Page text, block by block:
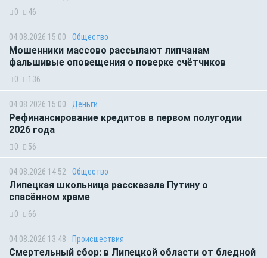
0 46
04.08.2026 15:00 Общество
Мошенники массово рассылают липчанам
фальшивые оповещения о поверке счётчиков
0 136
04.08.2026 15:00 Деньги
Рефинансирование кредитов в первом полугодии
2026 года
0 56
04.08.2026 14:52 Общество
Липецкая школьница рассказала Путину о
спасённом храме
0 66
04.08.2026 13:48 Происшествия
Смертельный сбор: в Липецкой области от бледной